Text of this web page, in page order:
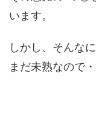
います。
しかし、そんな
まだ未熟なので・